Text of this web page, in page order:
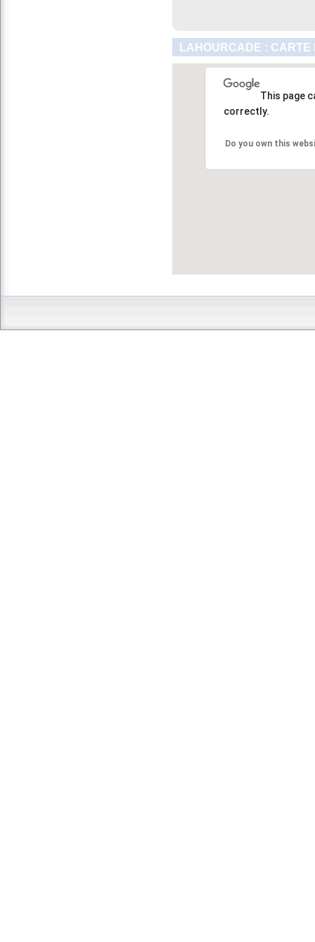
LAHOURCADE : CARTE
This page
correctly.
Do you own this